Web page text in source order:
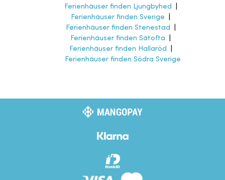
Ferienhäuser finden Ljungbyhed
Ferienhäuser finden Sverige
Ferienhäuser finden Stenestad
Ferienhäuser finden Sätofta
Ferienhäuser finden Hallaröd
Ferienhäuser finden Södra Sverige